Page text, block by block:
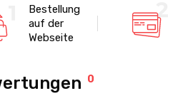
Bestellung
auf der
Webseite
0